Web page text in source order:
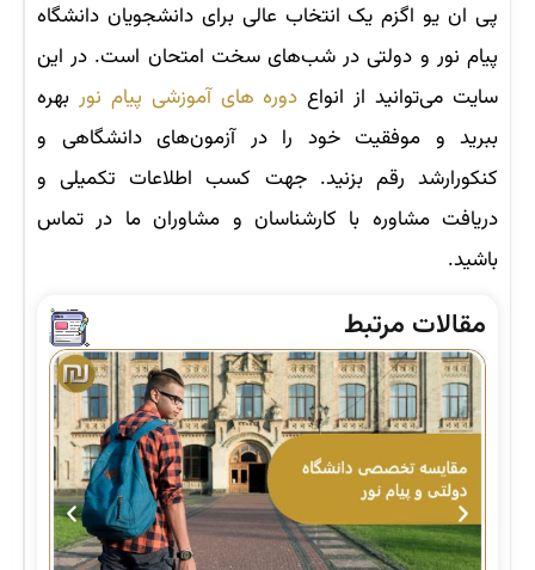
پی ان یو اگزم یک انتخاب عالی برای دانشجویان دانشگاه
پیام نور و دولتی در شب‌های سخت امتحان است. در این
سایت می‌توانید از انواع دوره های آموزشی پیام نور بهره
ببرید و موفقیت خود را در آزمون‌های دانشگاهی و
کنکورارشد رقم بزنید. جهت کسب اطلاعات تکمیلی و
دریافت مشاوره با کارشناسان و مشاوران ما در تماس
باشید.
مقالات مرتبط